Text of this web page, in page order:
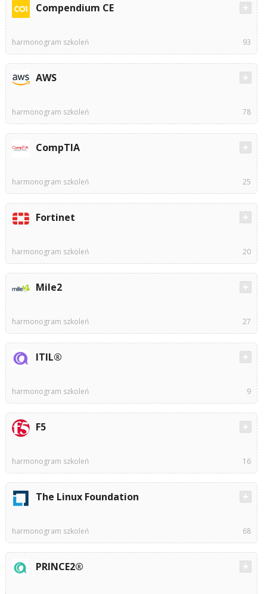
Compendium CE
harmonogram szkoleń 93
AWS
harmonogram szkoleń 78
CompTIA
harmonogram szkoleń 25
Fortinet
harmonogram szkoleń 20
Mile2
harmonogram szkoleń 27
ITIL®
harmonogram szkoleń 9
F5
harmonogram szkoleń 16
The Linux Foundation
harmonogram szkoleń 68
PRINCE2®